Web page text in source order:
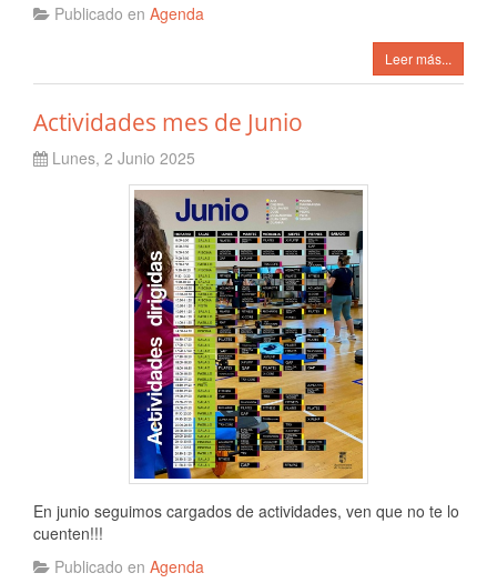
Publicado en Agenda
Leer más...
Actividades mes de Junio
Lunes, 2 Junio 2025
En junio seguimos cargados de actividades, ven que no te lo
cuenten!!!
Publicado en Agenda